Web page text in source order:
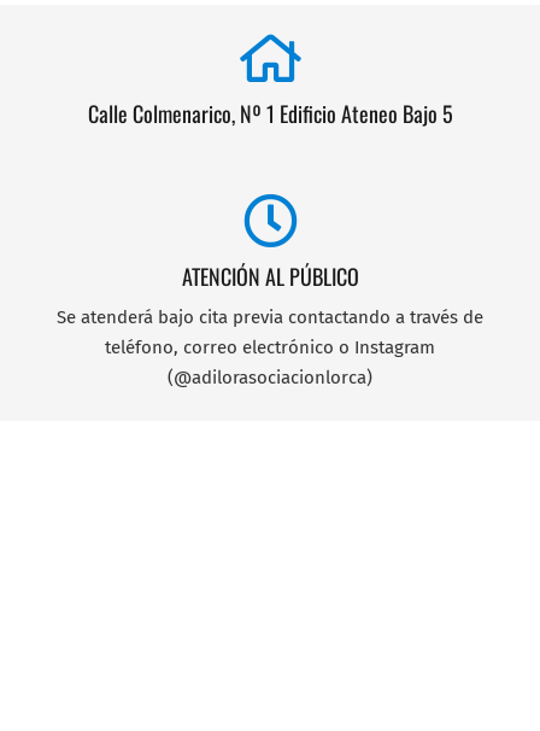
Calle Colmenarico, Nº 1 Edificio Ateneo Bajo 5
ATENCIÓN AL PÚBLICO
Se atenderá bajo cita previa contactando a través de
teléfono, correo electrónico o Instagram
(@adilorasociacionlorca)